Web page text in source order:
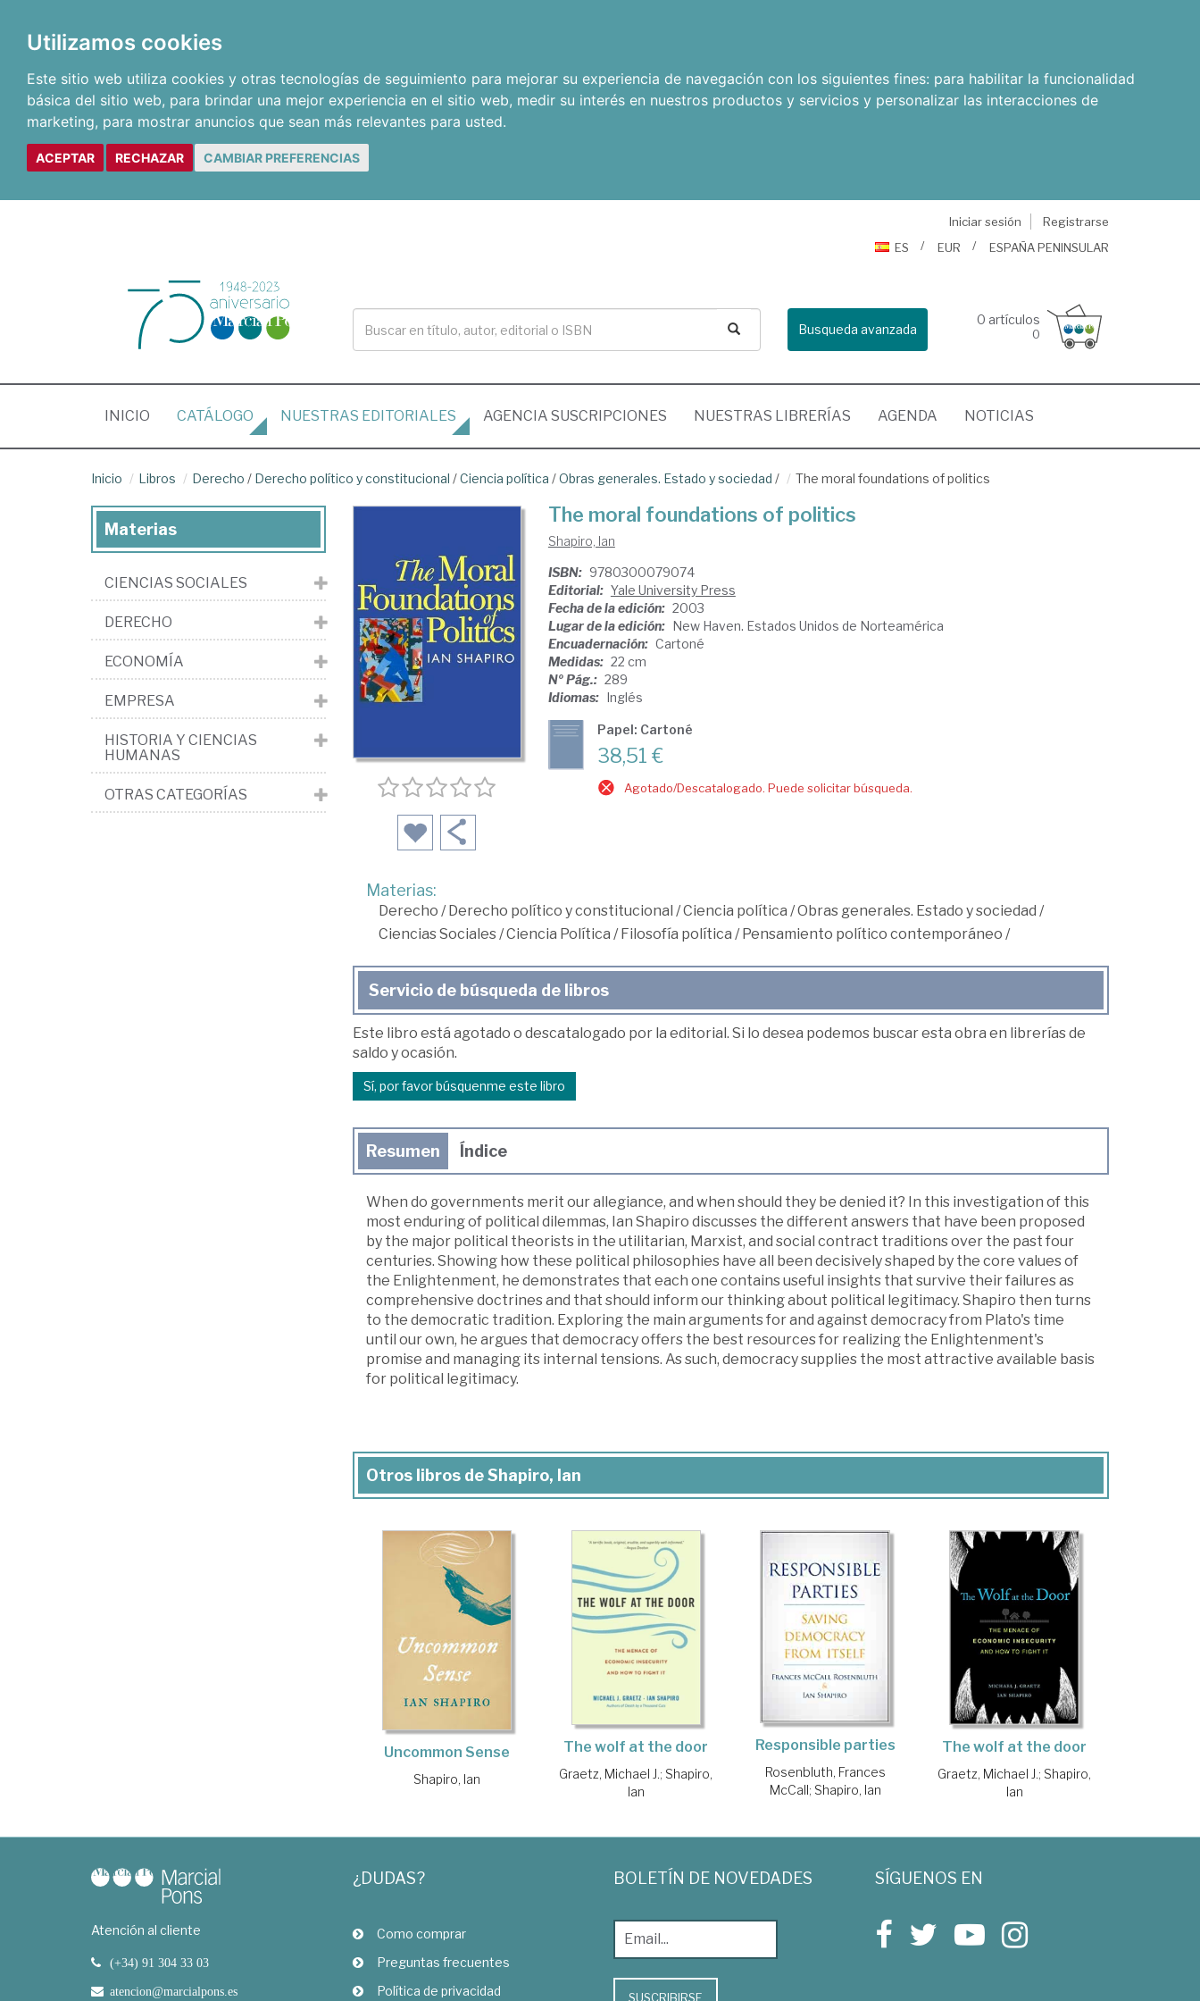
Utilizamos cookies
Este sitio web utiliza cookies y otras tecnologías de seguimiento para mejorar su experiencia de navegación con los siguientes fines: para habilitar la funcionalidad
básica del sitio web, para brindar una mejor experiencia en el sitio web, medir su interés en nuestros productos y servicios y personalizar las interacciones de
marketing, para mostrar anuncios que sean más relevantes para usted.
ACEPTAR RECHAZAR CAMBIAR PREFERENCIAS
Iniciar sesión
Registrarse
ES
EUR ESPAÑA PENINSULAR
Busqueda avanzada
0 artículos
0
INICIO (CURRENT)
CATÁLOGO NUESTRAS EDITORIALES AGENCIA SUSCRIPCIONES NUESTRAS LIBRERÍAS AGENDA NOTICIAS
Inicio Libros Derecho / Derecho político y constitucional /Ciencia política /Obras generales. Estado y sociedad / The moral foundations of politics
The moral foundations of politics
Shapiro, Ian
ISBN: 9780300079074
Editorial: Yale University Press
Fecha de la edición: 2003
Lugar de la edición: New Haven. Estados Unidos de Norteamérica
Encuadernación: Cartoné
Medidas: 22 cm
Nº Pág.: 289
Idiomas: Inglés
Papel: Cartoné
38,51 €
Agotado/Descatalogado. Puede solicitar búsqueda.
Materias:
Derecho /Derecho político y constitucional /Ciencia política /Obras generales. Estado y sociedad /
Ciencias Sociales/Ciencia Política /Filosofía política /Pensamiento político contemporáneo /
Servicio de búsqueda de libros
Este libro está agotado o descatalogado por la editorial. Si lo desea podemos buscar esta obra en librerías de
saldo y ocasión.
Sí, por favor búsquenme este libro
Resumen Índice
When do governments merit our allegiance, and when should they be denied it? In this investigation of this
most enduring of political dilemmas, Ian Shapiro discusses the different answers that have been proposed
by the major political theorists in the utilitarian, Marxist, and social contract traditions over the past four
centuries. Showing how these political philosophies have all been decisively shaped by the core values of
the Enlightenment, he demonstrates that each one contains useful insights that survive their failures as
comprehensive doctrines and that should inform our thinking about political legitimacy. Shapiro then turns
to the democratic tradition. Exploring the main arguments for and against democracy from Plato's time
until our own, he argues that democracy offers the best resources for realizing the Enlightenment's
promise and managing its internal tensions. As such, democracy supplies the most attractive available basis
for political legitimacy.
Otros libros de Shapiro, Ian
Uncommon Sense
Shapiro, Ian
The wolf at the door
Graetz, Michael J.; Shapiro,
Ian
Responsible parties
Rosenbluth, Frances
McCall; Shapiro, Ian
The wolf at the door
Graetz, Michael J.; Shapiro,
Ian
Materias
CIENCIAS SOCIALES
DERECHO
ECONOMÍA
EMPRESA
HISTORIA Y CIENCIAS
HUMANAS
OTRAS CATEGORÍAS
Atención al cliente
(+34) 91 304 33 03
atencion@marcialpons.es
¿DUDAS?
Como comprar
Preguntas frecuentes
Política de privacidad
BOLETÍN DE NOVEDADES
SUSCRIBIRSE
SÍGUENOS EN